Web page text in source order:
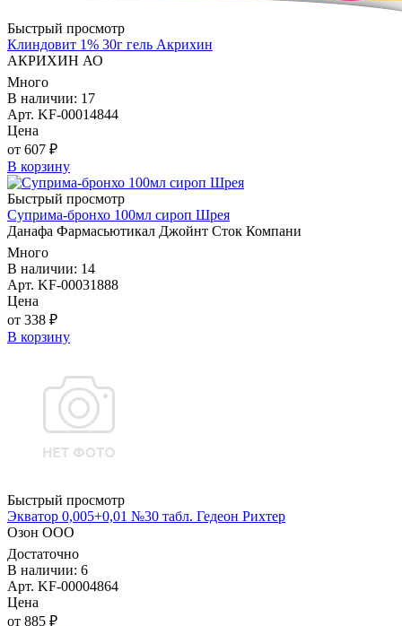
Быстрый просмотр
Клиндовит 1% 30г гель Акрихин
АКРИХИН АО
Много
В наличии: 17
Арт. KF-00014844
Цена
от 607 ₽
В корзину
Быстрый просмотр
Суприма-бронхо 100мл сироп Шрея
Данафа Фармасьютикал Джойнт Сток Компани
Много
В наличии: 14
Арт. KF-00031888
Цена
от 338 ₽
В корзину
Быстрый просмотр
Экватор 0,005+0,01 №30 табл. Гедеон Рихтер
Озон ООО
Достаточно
В наличии: 6
Арт. KF-00004864
Цена
от 885 ₽